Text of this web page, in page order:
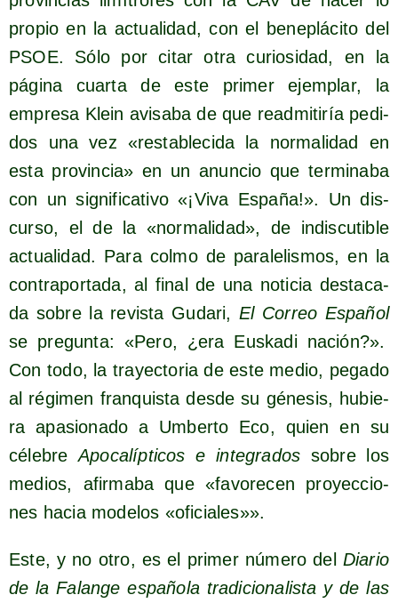
pro­pio en la actua­li­dad, con el bene­plá­ci­to del
PSOE. Sólo por citar otra curio­si­dad, en la
pági­na cuar­ta de este pri­mer ejem­plar, la
empre­sa Klein avi­sa­ba de que read­mi­ti­ría pedi­
dos una vez «res­ta­ble­ci­da la nor­ma­li­dad en
esta pro­vin­cia» en un anun­cio que ter­mi­na­ba
con un sig­ni­fi­ca­ti­vo «¡Viva Espa­ña!». Un dis­
cur­so, el de la «nor­ma­li­dad», de indis­cu­ti­ble
actua­li­dad. Para col­mo de para­le­lis­mos, en la
con­tra­por­ta­da, al final de una noti­cia des­ta­ca­
da sobre la revis­ta Guda­ri,El Correo Espa­ñol
se pre­gun­ta: «Pero, ¿era Eus­ka­di nación?».
Con todo, la tra­yec­to­ria de este medio, pega­do
al régi­men fran­quis­ta des­de su géne­sis, hubie­
ra apa­sio­na­do a Umber­to Eco, quien en su
céle­breApo­ca­líp­ti­cos e inte­gra­dos sobre los
medios, afir­ma­ba que «favo­re­cen pro­yec­cio­
nes hacia mode­los «ofi­cia­les»».
Este, y no otro, es el pri­mer núme­ro del Dia­rio
de la Falan­ge espa­ño­la tra­di­cio­na­lis­ta y de las